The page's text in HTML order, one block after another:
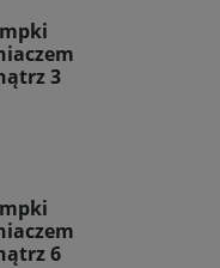
3
6